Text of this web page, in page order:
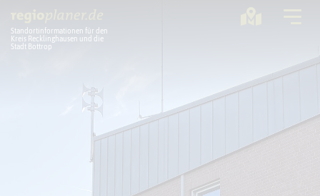
Standortinformationen für den
Kreis Recklinghausen und die
Stadt Bottrop
Standorte
Service